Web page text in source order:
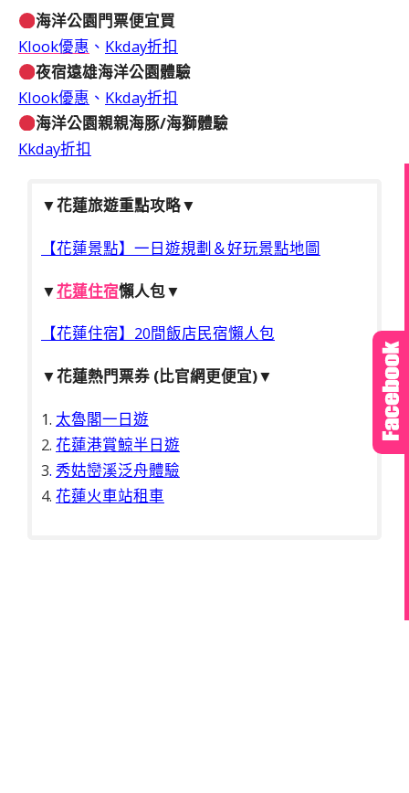
海洋公園門票便宜買
Klook優惠 、 Kkday折扣
夜宿遠雄海洋公園體驗
Klook優惠 、 Kkday折扣
海洋公園親親海豚/海獅體驗
Kkday折扣
▼花蓮旅遊重點攻略▼
【花蓮景點】一日遊規劃＆好玩景點地圖
▼花蓮住宿懶人包▼
【花蓮住宿】20間飯店民宿懶人包
▼花蓮熱門票券 (比官網更便宜)▼
1. 太魯閣一日遊
2. 花蓮港賞鯨半日遊
3. 秀姑巒溪泛舟體驗
4. 花蓮火車站租車